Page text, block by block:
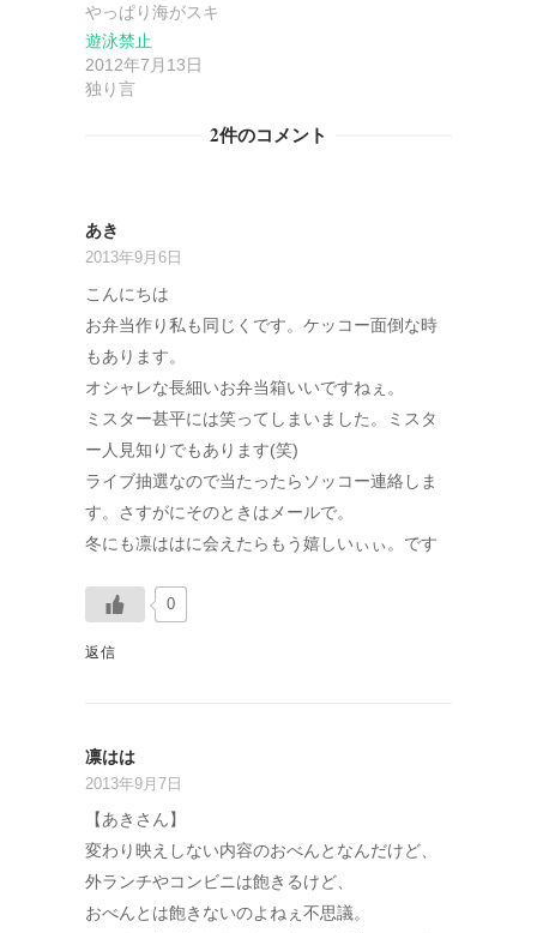
やっぱり海がスキ
遊泳禁止
2012年7月13日
独り言
2件のコメント
あき
2013年9月6日
こんにちは
お弁当作り私も同じくです。ケッコー面倒な時
もあります。
オシャレな長細いお弁当箱いいですねぇ。
ミスター甚平には笑ってしまいました。ミスタ
ー人見知りでもあります(笑)
ライブ抽選なので当たったらソッコー連絡しま
す。さすがにそのときはメールで。
冬にも凛ははに会えたらもう嬉しいぃぃ。です
0
返信
凛はは
2013年9月7日
【あきさん】
変わり映えしない内容のおべんとなんだけど、
外ランチやコンビニは飽きるけど、
おべんとは飽きないのよねぇ不思議。